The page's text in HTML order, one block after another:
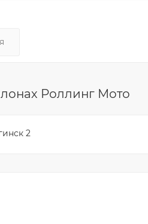
Роллинг Мото
2